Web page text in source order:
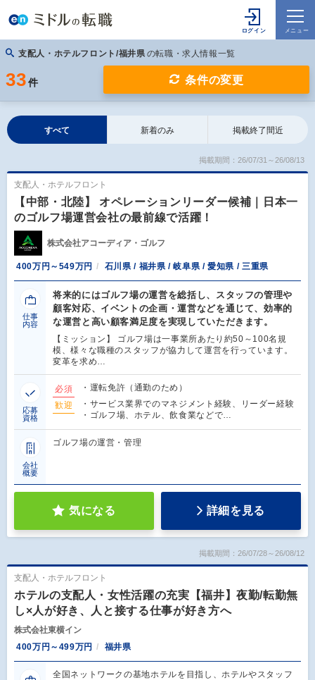
支配人・ホテルフロント/福井県 の転職・求人情報一覧
33 件 条件の変更
すべて 新着のみ 掲載終了間近
掲載期間：26/07/31～26/08/13
支配人・ホテルフロント
【中部・北陸】 オペレーションリーダー候補｜日本一
のゴルフ場運営会社の最前線で活躍！
株式会社アコーディア・ゴルフ
400万円～549万円 石川県 / 福井県 / 岐阜県 / 愛知県 / 三重県
仕事
内容
将来的にはゴルフ場の運営を総括し、スタッフの管理や
顧客対応、イベントの企画・運営などを通じて、効率的
な運営と高い顧客満足度を実現していただきます。
【ミッション】 ゴルフ場は一事業所あたり約50～100名規
模、様々な職種のスタッフが協力して運営を行っています。
変革を求め…
応募
資格
必須
・運転免許（通勤のため）
歓迎
・サービス業界でのマネジメント経験、リーダー経験
・ゴルフ場、ホテル、飲食業などで…
会社
概要
ゴルフ場の運営・管理
気になる 詳細を見る
掲載期間：26/07/28～26/08/12
支配人・ホテルフロント
ホテルの支配人・女性活躍の充実【福井】夜勤/転勤無
し×人が好き、人と接する仕事が好き方へ
株式会社東横イン
400万円～499万円
福井県
全国ネットワークの基地ホテルを目指し、ホテルやスタッフ